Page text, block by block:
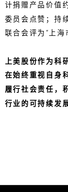
计捐赠产品价值
委员会点赞；持
联合会评为“上海
上美股份作为科
在始终重视自身
履行社会责任，
行业的可持续发